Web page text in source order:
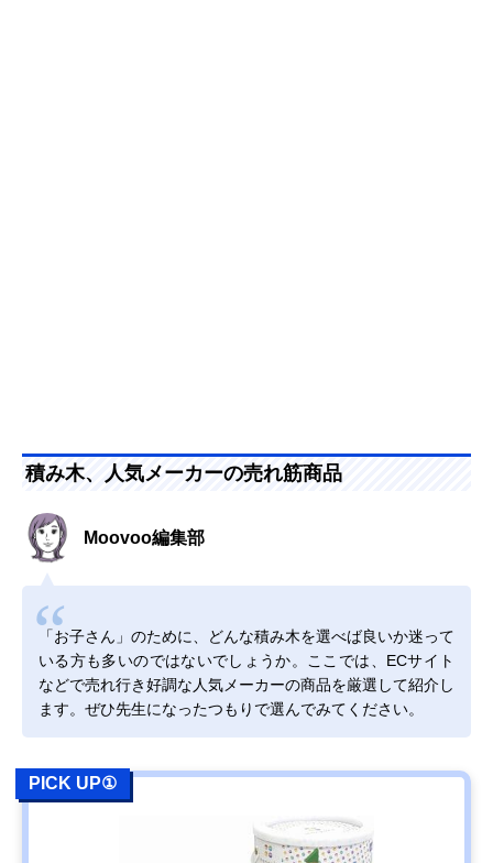
積み木、人気メーカーの売れ筋商品
Moovoo編集部
「お子さん」のために、どんな積み木を選べば良いか迷って
いる方も多いのではないでしょうか。ここでは、ECサイト
などで売れ行き好調な人気メーカーの商品を厳選して紹介し
ます。ぜひ先生になったつもりで選んでみてください。
PICK UP①